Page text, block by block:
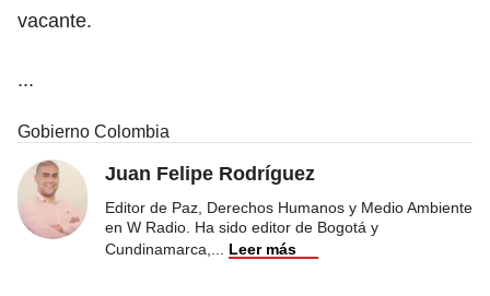
vacante.
...
Gobierno Colombia
Juan Felipe Rodríguez
Editor de Paz, Derechos Humanos y Medio Ambiente
en W Radio. Ha sido editor de Bogotá y
Cundinamarca,
Leer más